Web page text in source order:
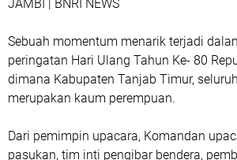
JAMBI | BNRI NEWS
Sebuah momentum menarik terjadi
peringatan Hari Ulang Tahun Ke- 80
dimana Kabupaten Tanjab Timur,
merupakan kaum perempuan.
Dari pemimpin upacara, Komandan
pasukan, tim inti pengibar bendera,